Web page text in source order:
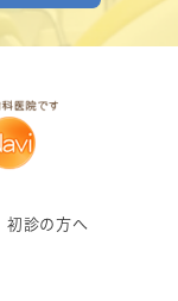
初診の方へ